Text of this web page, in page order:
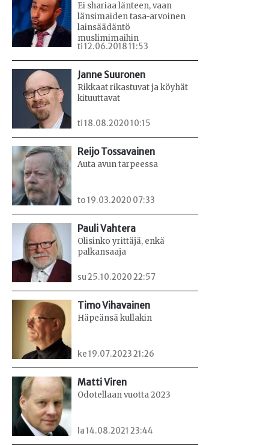
Ei shariaa länteen, vaan
länsimaiden tasa-arvoinen
lainsäädäntö
muslimimaihin
ti 12.06.2018 11:53
Janne Suuronen
Rikkaat rikastuvat ja köyhät
kituuttavat
ti 18.08.2020 10:15
Reijo Tossavainen
Auta avun tarpeessa
to 19.03.2020 07:33
Pauli Vahtera
Olisinko yrittäjä, enkä
palkansaaja
su 25.10.2020 22:57
Timo Vihavainen
Häpeänsä kullakin
ke 19.07.2023 21:26
Matti Viren
Odotellaan vuotta 2023
la 14.08.2021 23:44